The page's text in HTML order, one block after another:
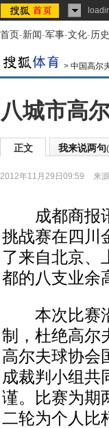
首页-新闻-军事-文化-历史
> 中国高尔
八城市高
正文 我来说两句(
2012年11月29日09:59 来源
成都商报讯
挑战赛在四川
了来自北京、
都的八支业余
本次比赛沿
制，杜绝高尔
高尔夫球协会
成裁判小组共
谨。比赛为期
二轮为个人比